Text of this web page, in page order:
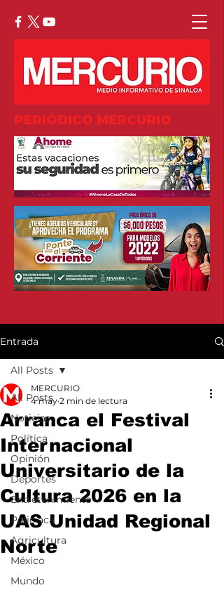
PERIÓDICO MERCURIO
Entrada
All Posts
Noticias
Política
Opinión
Deportes
Entretenimiento
Policiaca
Agricultura
México
Mundo
All Posts
Arranca el Festival
Internacional
Universitario de la
Cultura 2026 en la
UAS Unidad Regional
Norte
MERCURIO
4 may 2 min de lectura